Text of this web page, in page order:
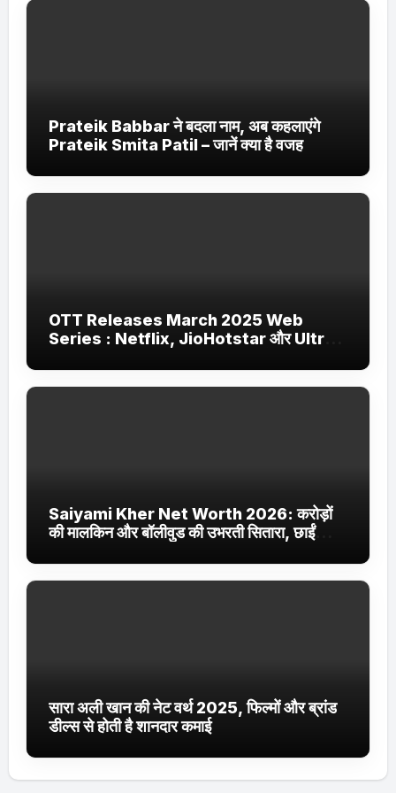
Prateik Babbar ने बदला नाम, अब कहलाएंगे
Prateik Smita Patil – जानें क्या है वजह
OTT Releases March 2025 Web
Series : Netflix, JioHotstar और Ultra
Saiyami Kher Net Worth 2026: करोड़ों
की मालकिन और बॉलीवुड की उभरती सितारा, छाईं
सारा अली खान की नेट वर्थ 2025, फिल्मों और ब्रांड
डील्स से होती है शानदार कमाई